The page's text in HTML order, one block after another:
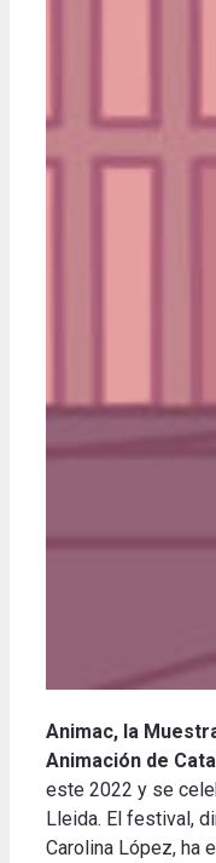
Animac, la
Animación de
este 2022 y se
Lleida. El festival,
Carolina López, ha